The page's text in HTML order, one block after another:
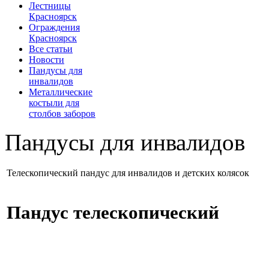
Лестницы
Красноярск
Ограждения
Красноярск
Все статьи
Новости
Пандусы для
инвалидов
Металлические
костыли для
столбов заборов
Пандусы для инвалидов
Телескопический пандус для инвалидов и детских колясок
Пандус телескопический